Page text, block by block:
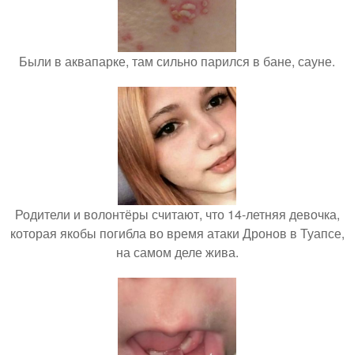
Были в аквапарке, там сильно парился в бане, сауне.
Родители и волонтёры считают, что 14-летняя девочка,
которая якобы погибла во время атаки Дронов в Туапсе,
на самом деле жива.